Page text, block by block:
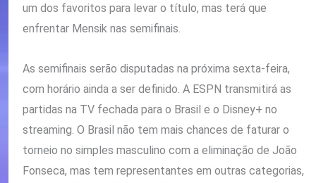
um dos favoritos para levar o título, mas terá que
enfrentar Mensik nas semifinais.
As semifinais serão disputadas na próxima sexta-feira,
com horário ainda a ser definido. A ESPN transmitirá as
partidas na TV fechada para o Brasil e o Disney+ no
streaming. O Brasil não tem mais chances de faturar o
torneio no simples masculino com a eliminação de João
Fonseca, mas tem representantes em outras categorias,